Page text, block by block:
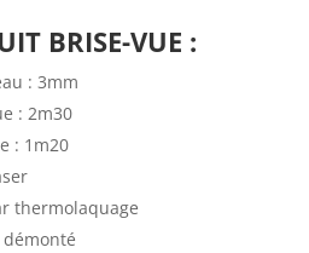
BRISE-VUE :
: 3mm
: 2m30
: 1m20
thermolaquage